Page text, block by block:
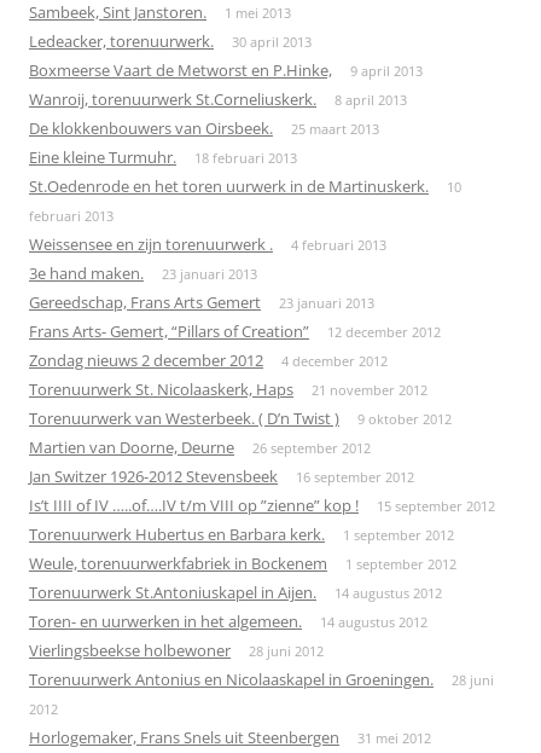
Sambeek, Sint Janstoren. 1 mei 2013
Ledeacker, torenuurwerk. 30 april 2013
Boxmeerse Vaart de Metworst en P.Hinke, 9 april 2013
Wanroij, torenuurwerk St.Corneliuskerk. 8 april 2013
De klokkenbouwers van Oirsbeek. 25 maart 2013
Eine kleine Turmuhr. 18 februari 2013
St.Oedenrode en het toren uurwerk in de Martinuskerk.
10
februari 2013
Weissensee en zijn torenuurwerk . 4 februari 2013
3e hand maken. 23 januari 2013
Gereedschap, Frans Arts Gemert 23 januari 2013
Frans Arts- Gemert, “Pillars of Creation” 12 december 2012
Zondag nieuws 2 december 2012 4 december 2012
Torenuurwerk St. Nicolaaskerk, Haps 21 november 2012
Torenuurwerk van Westerbeek. ( D’n Twist ) 9 oktober 2012
Martien van Doorne, Deurne 26 september 2012
Jan Switzer 1926-2012 Stevensbeek 16 september 2012
Is’t IIII of IV …..of….IV t/m VIII op ”zienne” kop ! 15 september 2012
Torenuurwerk Hubertus en Barbara kerk. 1 september 2012
Weule, torenuurwerkfabriek in Bockenem 1 september 2012
Torenuurwerk St.Antoniuskapel in Aijen. 14 augustus 2012
Toren- en uurwerken in het algemeen. 14 augustus 2012
Vierlingsbeekse holbewoner 28 juni 2012
Torenuurwerk Antonius en Nicolaaskapel in Groeningen.
28 juni
2012
Horlogemaker, Frans Snels uit Steenbergen 31 mei 2012